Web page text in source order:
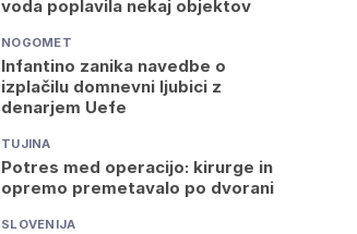
voda poplavila nekaj objektov
NOGOMET
Infantino zanika navedbe o
izplačilu domnevni ljubici z
denarjem Uefe
TUJINA
Potres med operacijo: kirurge in
opremo premetavalo po dvorani
SLOVENIJA